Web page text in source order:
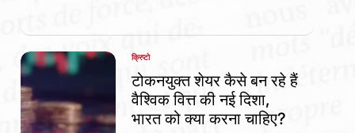
POSTED
IN
क्रिप्टो
टोकनयुक्त शेयर कैसे बन रहे हैं
वैश्विक वित्त की नई दिशा,
भारत को क्या करना चाहिए?